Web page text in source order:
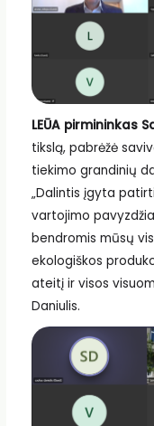
LEŪA pirmininkas
tikslą, pabrėžė
tiekimo grandinių
„Dalintis įgyta
vartojimo
bendromis mūsų
ekologiškos
ateitį ir visos
Daniulis.